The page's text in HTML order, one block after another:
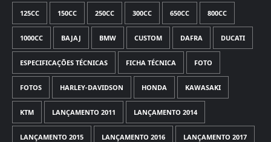
125CC 150CC 250CC 300CC 650CC 800CC
1000CC BAJAJ BMW CUSTOM DAFRA DUCATI
ESPECIFICAÇÕES TÉCNICAS FICHA TÉCNICA FOTO
FOTOS HARLEY-DAVIDSON HONDA KAWASAKI
KTM LANÇAMENTO 2011 LANÇAMENTO 2014
LANÇAMENTO 2015 LANÇAMENTO 2016 LANÇAMENTO 2017